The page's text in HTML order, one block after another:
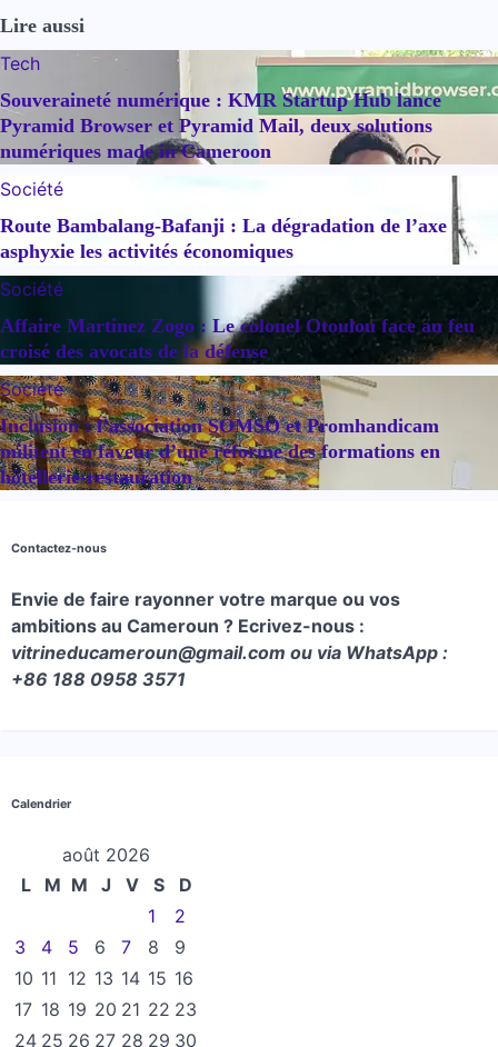
Lire aussi
Tech
Souveraineté numérique : KMR Startup Hub lance
Pyramid Browser et Pyramid Mail, deux solutions
numériques made in Cameroon
Société
Route Bambalang-Bafanji : La dégradation de l’axe
asphyxie les activités économiques
Société
Affaire Martinez Zogo : Le colonel Otoulou face au feu
croisé des avocats de la défense
Société
Inclusion : l’association SOMSO et Promhandicam
militent en faveur d’une réforme des formations en
hôtellerie-restauration
Contactez-nous
Envie de faire rayonner votre marque ou vos
ambitions au Cameroun ? Ecrivez-nous :
vitrineducameroun@gmail.com ou via WhatsApp :
+86 188 0958 3571
Calendrier
août 2026
L
M M J V S
D
1
2
3
4 5 6 7 8
9
10 11 12 13 14 15 16
17 18 19 20 21 22 23
24 25 26 27 28 29 30